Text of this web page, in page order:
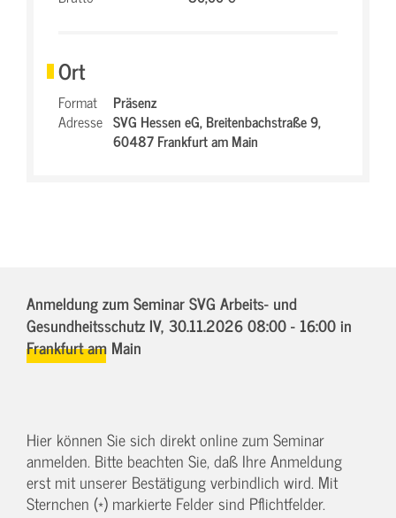
Ort
Format
Präsenz
Adresse SVG Hessen eG,Breitenbachstraße 9,
60487 Frankfurt am Main
Anmeldung zum Seminar SVG Arbeits- und
Gesundheitsschutz IV, 30.11.2026 08:00 - 16:00in
Frankfurt am Main
Hier können Sie sich direkt online zum Seminar
anmelden. Bitte beachten Sie, daß Ihre Anmeldung
erst mit unserer Bestätigung verbindlich wird. Mit
Sternchen (*) markierte Felder sind Pflichtfelder.